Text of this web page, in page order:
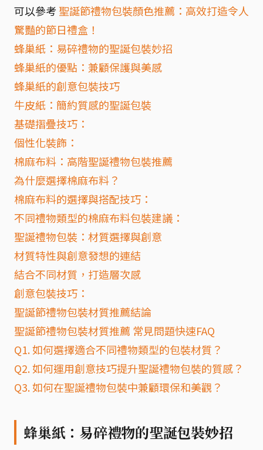
可以參考 聖誕節禮物包裝顏色推薦：高效打造令人
驚豔的節日禮盒！
蜂巢紙：易碎禮物的聖誕包裝妙招
蜂巢紙的優點：兼顧保護與美感
蜂巢紙的創意包裝技巧
牛皮紙：簡約質感的聖誕包裝
基礎摺疊技巧：
個性化裝飾：
棉麻布料：高階聖誕禮物包裝推薦
為什麼選擇棉麻布料？
棉麻布料的選擇與搭配技巧：
不同禮物類型的棉麻布料包裝建議：
聖誕禮物包裝：材質選擇與創意
材質特性與創意發想的連結
結合不同材質，打造層次感
創意包裝技巧：
聖誕節禮物包裝材質推薦結論
聖誕節禮物包裝材質推薦 常見問題快速FAQ
Q1. 如何選擇適合不同禮物類型的包裝材質？
Q2. 如何運用創意技巧提升聖誕禮物包裝的質感？
Q3. 如何在聖誕禮物包裝中兼顧環保和美觀？
蜂巢紙：易碎禮物的聖誕包裝妙招